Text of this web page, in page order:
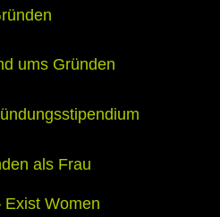
ums Gründen
als Frau
Exist Women